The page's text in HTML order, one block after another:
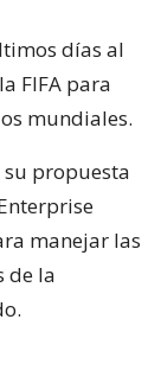
días al
FIFA para
mundiales.
propuesta
manejar las
de la